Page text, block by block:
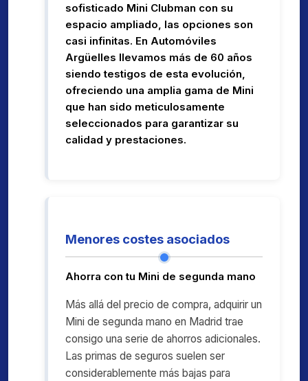
sofisticado Mini Clubman con su
espacio ampliado, las opciones son
casi infinitas. En Automóviles
Argüelles llevamos más de 60 años
siendo testigos de esta evolución,
ofreciendo una amplia gama de Mini
que han sido meticulosamente
seleccionados para garantizar su
calidad y prestaciones.
Menores costes asociados
Ahorra con tu Mini de segunda mano
Más allá del precio de compra, adquirir un
Mini de segunda mano en Madrid trae
consigo una serie de ahorros adicionales.
Las primas de seguros suelen ser
considerablemente más bajas para